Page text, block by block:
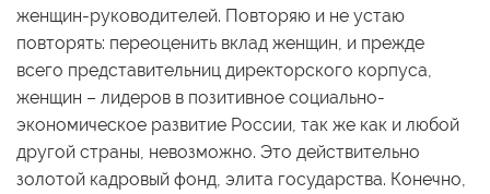
женщин-руководителей. Повторяю и не устаю
повторять: переоценить вклад женщин, и прежде
всего представительниц директорского корпуса,
женщин – лидеров в позитивное социально-
экономическое развитие России, так же как и любой
другой страны, невозможно. Это действительно
золотой кадровый фонд, элита государства. Конечно,